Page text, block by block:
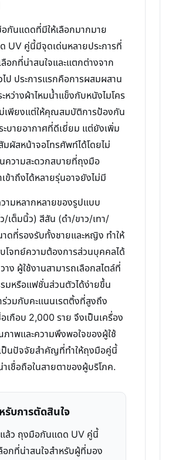
กันแดดที่มีให้เลือกมากมาย
UV คู่นี้มีจุดเด่นหลายประการที่
ลือกที่น่าสนใจและแตกต่างจาก
ประการแรกคือการผสมผสาน
หว่างผ้าไหมน้ำแข็งกับหนังไมโคร
ม่เพียงแต่ให้คุณสมบัติการป้องกัน
ะบายอากาศที่ดีเยี่ยม แต่ยังเพิ่ม
ผัสหน้าจอโทรศัพท์ได้โดยไม่
ความสะดวกสบายที่ถุงมือ
ข้าถึงได้หลายรุ่นอาจยังไม่มี
ามหลากหลายของรูปแบบ
/เต็มนิ้ว) สีสัน (ดำ/ขาว/เทา/
ดที่รองรับทั้งชายและหญิง ทำให้
จทย์ความต้องการส่วนบุคคลได้
าง ผู้ใช้งานสามารถเลือกสไตล์ที่
มหรือแฟชั่นส่วนตัวได้ง่ายขึ้น
วมกับคะแนนเรตติ้งที่สูงถึง
เกือบ 2,000 ราย จึงเป็นเครื่อง
าพและความพึงพอใจของผู้ใช้
ป็นปัจจัยสำคัญที่ทำให้ถุงมือคู่นี้
าเชื่อถือในสายตาของผู้บริโภค.
รับการตัดสินใจ
ล้ว ถุงมือกันแดด UV คู่นี้
อกที่น่าสนใจสำหรับผู้ที่มอง